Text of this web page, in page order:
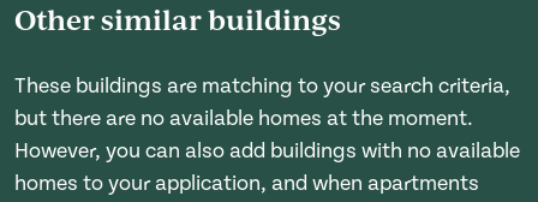
Other similar buildings
These buildings are matching to your search criteria,
but there are no available homes at the moment.
However, you can also add buildings with no available
homes to your application, and when apartments